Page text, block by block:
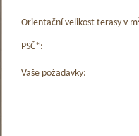
Orientační velikost terasy v m
PSČ*:
Vaše požadavky: